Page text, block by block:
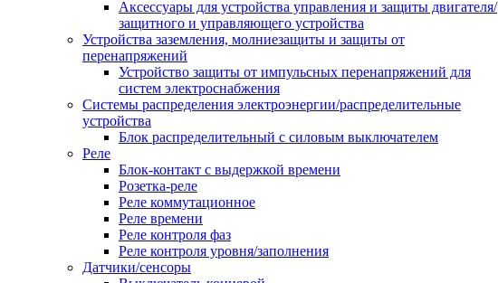
Аксессуары для устройства управления и защиты двигателя/
защитного и управляющего устройства
Устройства заземления, молниезащиты и защиты от
перенапряжений
Устройство защиты от импульсных перенапряжений для
систем электроснабжения
Системы распределения электроэнергии/распределительные
устройства
Блок распределительный с силовым выключателем
Реле
Блок-контакт с выдержкой времени
Розетка-реле
Реле коммутационное
Реле времени
Реле контроля фаз
Реле контроля уровня/заполнения
Датчики/сенсоры